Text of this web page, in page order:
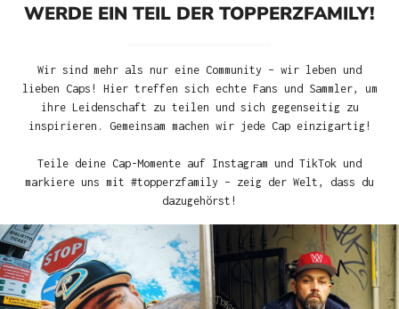
WERDE EIN TEIL DER TOPPERZFAMILY!
Wir sind mehr als nur eine Community – wir leben und
lieben Caps! Hier treffen sich echte Fans und Sammler, um
ihre Leidenschaft zu teilen und sich gegenseitig zu
inspirieren. Gemeinsam machen wir jede Cap einzigartig!
Teile deine Cap-Momente auf Instagram und TikTok und
markiere uns mit #topperzfamily – zeig der Welt, dass du
dazugehörst!